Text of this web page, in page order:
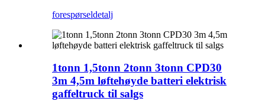
forespørseldetalj
1tonn 1,5tonn 2tonn 3tonn CPD30
3m 4,5m løftehøyde batteri elektrisk
gaffeltruck til salgs